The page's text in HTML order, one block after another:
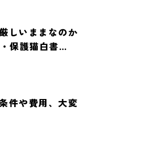
しいままなのか
保護猫白書
件や費用、大変